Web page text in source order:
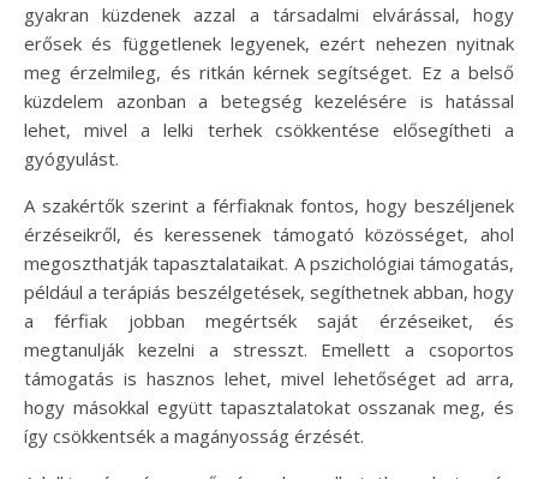
gyakran küzdenek azzal a társadalmi elvárással, hogy
erősek és függetlenek legyenek, ezért nehezen nyitnak
meg érzelmileg, és ritkán kérnek segítséget. Ez a belső
küzdelem azonban a betegség kezelésére is hatással
lehet, mivel a lelki terhek csökkentése elősegítheti a
gyógyulást.
A szakértők szerint a férfiaknak fontos, hogy beszéljenek
érzéseikről, és keressenek támogató közösséget, ahol
megoszthatják tapasztalataikat. A pszichológiai támogatás,
például a terápiás beszélgetések, segíthetnek abban, hogy
a férfiak jobban megértsék saját érzéseiket, és
megtanulják kezelni a stresszt. Emellett a csoportos
támogatás is hasznos lehet, mivel lehetőséget ad arra,
hogy másokkal együtt tapasztalatokat osszanak meg, és
így csökkentsék a magányosság érzését.